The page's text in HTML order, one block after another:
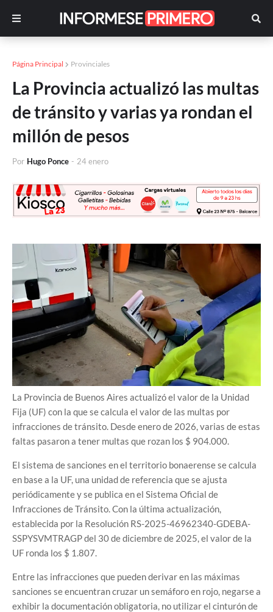
Página Principal Provinciales
La Provincia actualizó las multas
de tránsito y varias ya rondan el
millón de pesos
Por Hugo Ponce - 24 enero
La Provincia de Buenos Aires actualizó el valor de la Unidad
Fija (UF) con la que se calcula el valor de las multas por
infracciones de tránsito. Desde enero de 2026, varias de estas
faltas pasaron a tener multas que rozan los $ 904.000.
El sistema de sanciones en el territorio bonaerense se calcula
en base a la UF, una unidad de referencia que se ajusta
periódicamente y se publica en el Sistema Oficial de
Infracciones de Tránsito. Con la última actualización,
establecida por la Resolución RS-2025-46962340-GDEBA-
SSPYSVMTRAGP del 30 de diciembre de 2025, el valor de la
UF ronda los $ 1.807.
Entre las infracciones que pueden derivar en las máximas
sanciones se encuentran cruzar un semáforo en rojo, negarse a
exhibir la documentación obligatoria, no utilizar el cinturón de